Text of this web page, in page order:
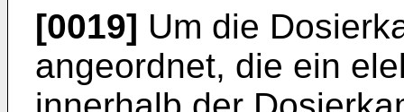
[0019] Um die
angeordnet, die ein